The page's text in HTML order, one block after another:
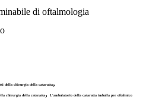
di oftalmologia
della chirurgia della cataratta,
chirurgia della cataratta, L'ambulatorio della cataratta imballa per oftalmico